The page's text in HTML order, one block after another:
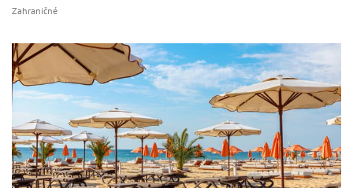
Zahraničné